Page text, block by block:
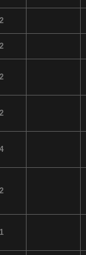
2
2
2
2
4
2
1